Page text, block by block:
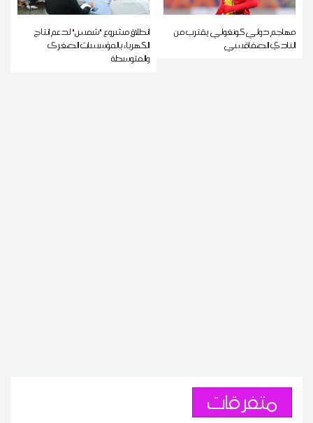
مهاجم دولي كونغولي يقترب من
النادي الصفاقسي
انطلاق مشروع "شمس" لدعم إنتاج
الكهرباء بالمؤسسات الصغرى
والمتوسطة
متفرقات